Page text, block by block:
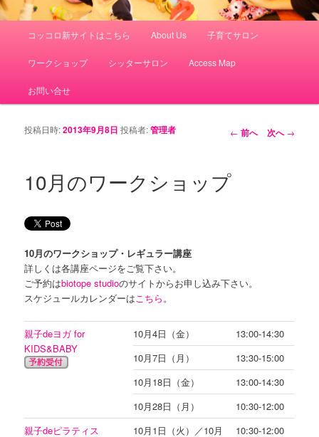
メインコンテンツへ移動
サブコンテンツへ移動
コッコロ新サイトはこちら About Us 子育てサロン
ワークショップ シッターサロン Access Map
お問い合せ
投稿ナビゲーシ
← 前へ 次へ→
10月のワークショップ
投稿日時:2013年9月8日 投稿者:管理者
10月のワークショップ・レギュラー講座
詳しくは各講座ページをご覧下さい。
ご予約はbiotope studioのサイトからお申し込み下さい。
スケジュールカレンダーはこちら。
親子deヨガ for
KIDS&BABY
10月4日（金）
13:00-14:30
10月7日（月）
13:30-15:00
10月18日（金）
13:00-14:30
10月28日（月）
10:30-12:00
親子deピラティス
10月1日（火）／10月 10:30-12:00